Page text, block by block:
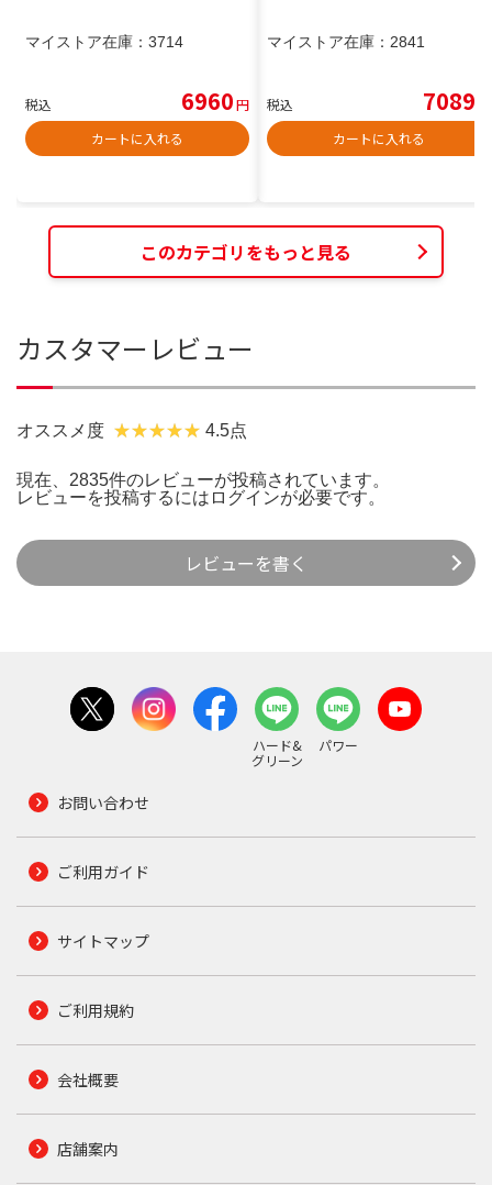
マイストア在庫： 3714
税込 6960円
カートに入れる
マイストア在庫： 2841
税込 7089
カートに入れる
このカテゴリをもっと見る
カスタマーレビュー
オススメ度 4.5点
現在、2835件のレビューが投稿されています。
レビューを投稿するには ログインが必要です。
レビューを書く
ハード&
グリーン
パワー
お問い合わせ
ご利用ガイド
サイトマップ
ご利用規約
会社概要
店舗案内